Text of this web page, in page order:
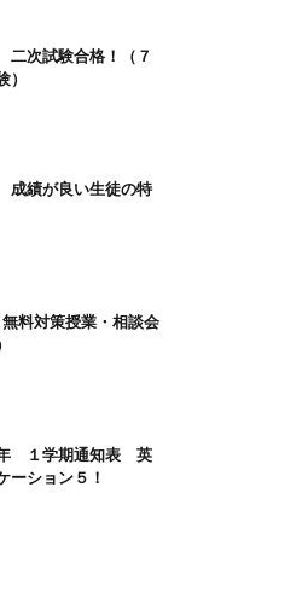
次試験合格！（７
績が良い生徒の特
料対策授業・相談会
１学期通知表 英
ーション５！